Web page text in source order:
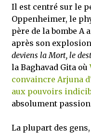
Il est centré sur le
Oppenheimer, le
père de la bombe A
après son
deviens la Mort, le
la Baghavad Gita où
convaincre Arjuna
aux pouvoirs
absolument
La plupart des